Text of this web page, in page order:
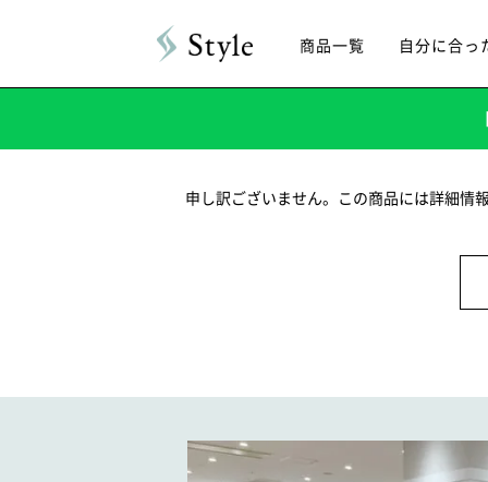
商品一覧 自分に合っ
申し訳ございません。この商品には詳細情